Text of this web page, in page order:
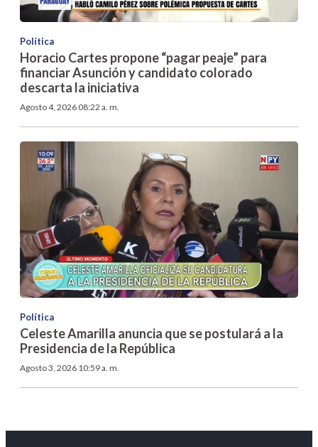
Política
Horacio Cartes propone “pagar peaje” para
financiar Asunción y candidato colorado
descarta la iniciativa
Agosto 4, 2026 08:22 a. m.
Política
Celeste Amarilla anuncia que se postulará a la
Presidencia de la República
Agosto 3, 2026 10:59 a. m.